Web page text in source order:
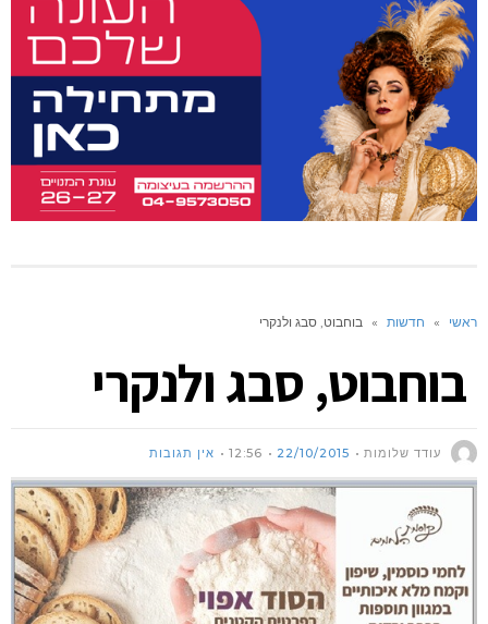
ראשי » חדשות » בוחבוט, סבג ולנקרי
בוחבוט, סבג ולנקרי
עודד שלומות 22/10/2015
12:56 אין תגובות